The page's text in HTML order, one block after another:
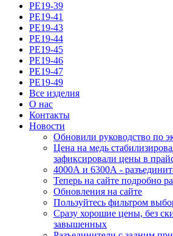
РЕ19-39
РЕ19-41
РЕ19-43
РЕ19-44
РЕ19-45
РЕ19-46
РЕ19-47
РЕ19-49
Все изделия
О нас
Контакты
Новости
Обновили руководство по
Цена на медь
зафиксировали цены в
4000А и 6300А -
Теперь на сайте подробно
Обновления на сайте
Пользуйтесь фильтром
Сразу хорошие цены, без
завышенных